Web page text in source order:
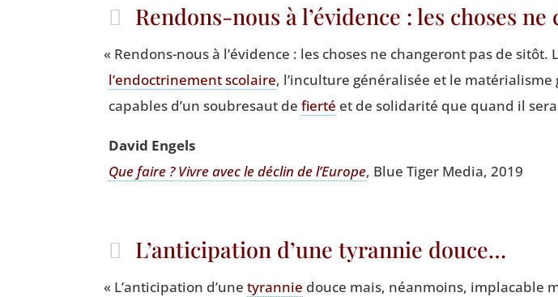
Rendons-nous à l’évidence : les choses
« Ren­dons-nous à l’évidence : les choses ne chan­ge­ront pas de
l’endoctrinement sco­laire, l’inculture géné­ra­li­sée et le
capables d’un sou­bre­saut defier­té et de soli­da­ri­té que quand il
David Engels
Que faire ? Vivre avec le déclin de l’Europe, Blue Tiger Media, 2019
L’anticipation d’une tyrannie douce…
« L’anticipation d’une tyran­nie douce mais, néan­moins, impla­cable